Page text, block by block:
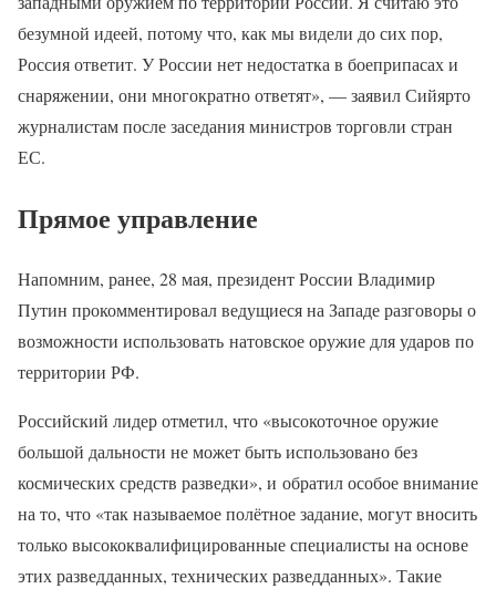
безумной идеей, потому что, как мы видели до сих пор,
Россия ответит. У России нет недостатка в боеприпасах и
снаряжении, они многократно ответят», — заявил Сийярто
журналистам после заседания министров торговли стран
ЕС.
Прямое управление
Напомним, ранее, 28 мая, президент России Владимир
Путин прокомментировал ведущиеся на Западе разговоры о
возможности использовать натовское оружие для ударов по
территории РФ.
Российский лидер отметил, что «высокоточное оружие
большой дальности не может быть использовано без
космических средств разведки», и обратил особое внимание
на то, что «так называемое полётное задание, могут вносить
только высококвалифицированные специалисты на основе
этих разведданных, технических разведданных». Такие